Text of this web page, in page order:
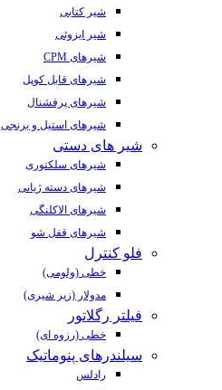
شیر کتابی
شیر ایزوئی
شیرهای CPM
شیرهای قابل کوپل
شیرهای پرفشنال
شیرهای استیل و برنجی
شیر های دستی
شیرهای سلکتوری
شیرهای دسته ژیانی
شیرهای الاکلنگی
شیرهای قفل شو
فلو کنترل
خطی (ولومی)
مدولار (زیر شیری)
فیلتر رگلاتور
خطی (رزوه ای)
سیلندرهای پنوماتیک
رادلس